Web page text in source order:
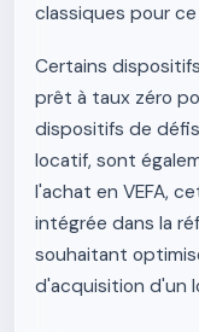
classiques pour
Certains
prêt à taux zéro
dispositifs de
locatif, sont
l'achat en VEFA,
intégrée dans la
souhaitant
d'acquisition d'un